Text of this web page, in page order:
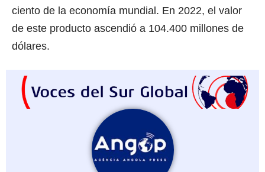
ciento de la economía mundial. En 2022, el valor
de este producto ascendió a 104.400 millones de
dólares.